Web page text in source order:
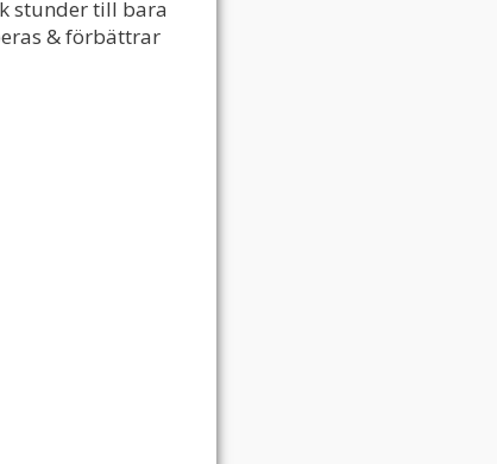
stunder till bara
& förbättrar